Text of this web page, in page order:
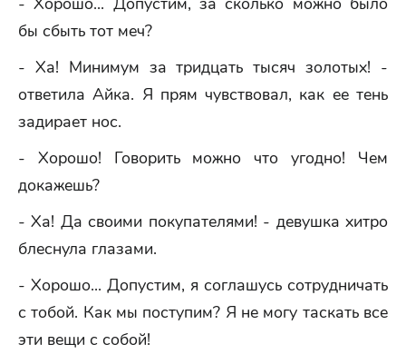
бы сбыть тот меч?
- Ха! Минимум за тридцать тысяч золотых! -
ответила Айка. Я прям чувствовал, как ее тень
задирает нос.
- Хорошо! Говорить можно что угодно! Чем
докажешь?
- Ха! Да своими покупателями! - девушка хитро
блеснула глазами.
- Хорошо... Допустим, я соглашусь сотрудничать
с тобой. Как мы поступим? Я не могу таскать все
эти вещи с собой!